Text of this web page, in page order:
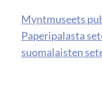
Myntmuseets
Paperipalasta
suomalaisten